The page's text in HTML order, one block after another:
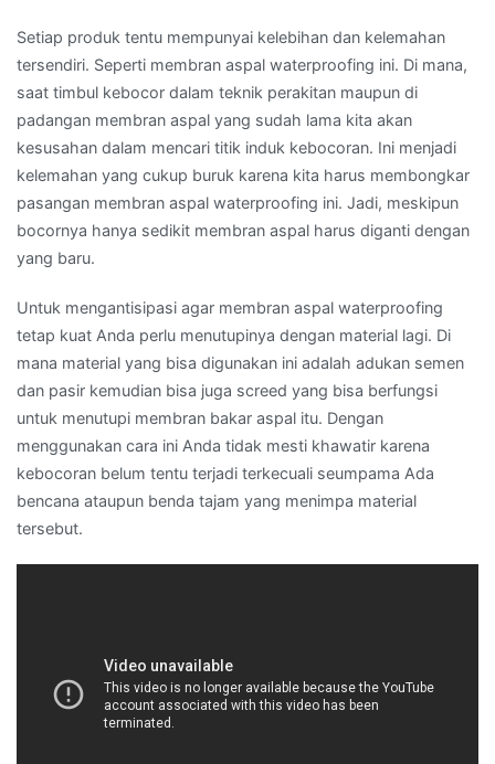
Setiap produk tentu mempunyai kelebihan dan kelemahan
tersendiri. Seperti membran aspal waterproofing ini. Di mana,
saat timbul kebocor dalam teknik perakitan maupun di
padangan membran aspal yang sudah lama kita akan
kesusahan dalam mencari titik induk kebocoran. Ini menjadi
kelemahan yang cukup buruk karena kita harus membongkar
pasangan membran aspal waterproofing ini. Jadi, meskipun
bocornya hanya sedikit membran aspal harus diganti dengan
yang baru.
Untuk mengantisipasi agar membran aspal waterproofing
tetap kuat Anda perlu menutupinya dengan material lagi. Di
mana material yang bisa digunakan ini adalah adukan semen
dan pasir kemudian bisa juga screed yang bisa berfungsi
untuk menutupi membran bakar aspal itu. Dengan
menggunakan cara ini Anda tidak mesti khawatir karena
kebocoran belum tentu terjadi terkecuali seumpama Ada
bencana ataupun benda tajam yang menimpa material
tersebut.